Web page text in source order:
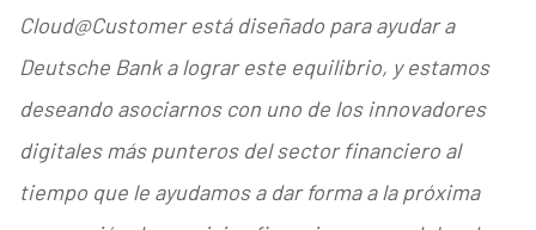
Cloud@Customer está diseñado para ayudar a
Deutsche Bank a lograr este equilibrio, y estamos
deseando asociarnos con uno de los innovadores
digitales más punteros del sector financiero al
tiempo que le ayudamos a dar forma a la próxima